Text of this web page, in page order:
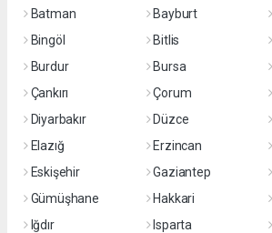
Batman
Bayburt
Bingöl
Bitlis
Burdur
Bursa
Çankırı
Çorum
Diyarbakır
Düzce
Elazığ
Erzincan
Eskişehir
Gaziantep
Gümüşhane
Hakkari
Iğdır
Isparta